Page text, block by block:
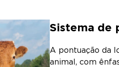
Sistema de
A pontuação da
animal, com